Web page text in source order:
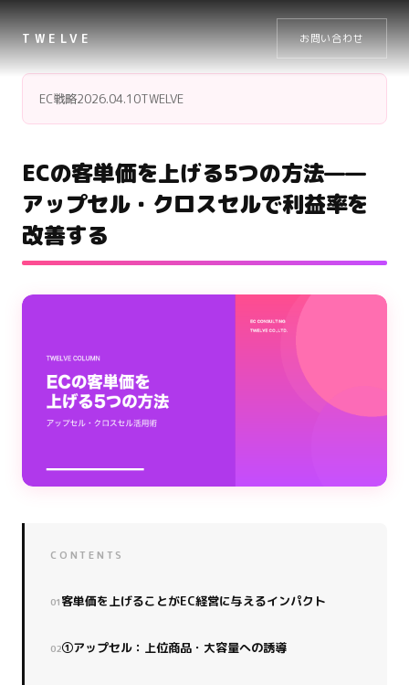
TWELVE お問い合わせ
EC戦略2026.04.10TWELVE
ECの客単価を上げる5つの方法——
アップセル・クロスセルで利益率を
改善する
CONTENTS
客単価を上げることがEC経営に与えるインパクト
①アップセル：上位商品・大容量への誘導